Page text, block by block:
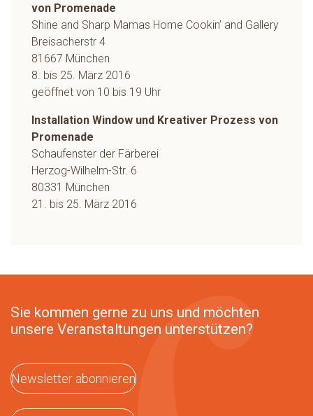
von Promenade
Shine and Sharp Mamas Home Cookin’ and Gallery
Breisacherstr 4
81667 München
8. bis 25. März 2016
geöffnet von 10 bis 19 Uhr
Installation Window und Kreativer Prozess von
Promenade
Schaufenster der Färberei
Herzog-Wilhelm-Str. 6
80331 München
21. bis 25. März 2016
Sie kommen gerne zu uns und möchten
unsere Veranstaltungen unterstützen?
Newsletter abonnieren